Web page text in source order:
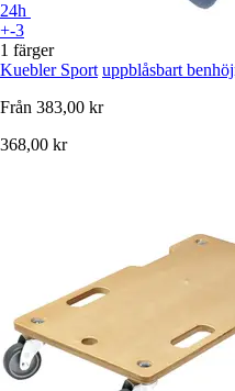
24h
+-3
1 färger
Kuebler Sport uppblåsbart
Från 383,00 kr
368,00 kr